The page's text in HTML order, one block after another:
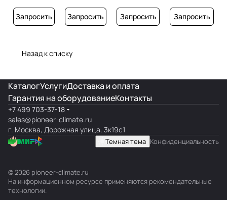
Запросить Запросить Запросить Запросить
Назад к списку
КаталогУслугиДоставка и оплата
Гарантия на оборудованиеКонтакты
+7 499 703-37-18
sales@pioneer-climate.ru
г. Москва, Дорожная улица, 3к19с1
Темная тема Конфиденциальность
© 2026 pioneer-climate.ru
На информационном ресурсе применяются рекомендательные
технологии.